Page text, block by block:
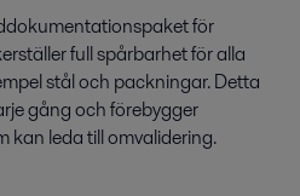
för
full spårbarhet för alla
stål och packningar. Detta
gång och förebygger
kan leda till omvalidering.